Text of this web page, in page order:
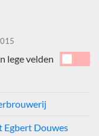
lege velden
Egbert Douwes